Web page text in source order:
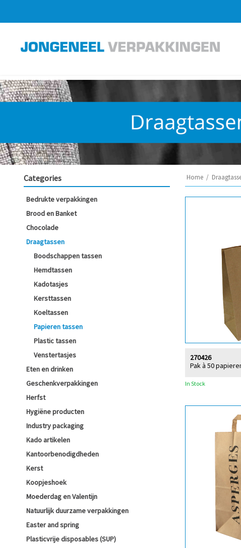
Categories
Bedrukte verpakkingen
Brood en Banket
Chocolade
Draagtassen
Boodschappen tassen
Hemdtassen
Kadotasjes
Kersttassen
Koeltassen
Papieren tassen
Plastic tassen
Venstertasjes
Eten en drinken
Geschenkverpakkingen
Herfst
Hygiëne producten
Industry packaging
Kado artikelen
Kantoorbenodigdheden
Kerst
Koopjeshoek
Moederdag en Valentijn
Natuurlijk duurzame verpakkingen
Easter and spring
Plasticvrije disposables (SUP)
Home /
Pak à 50
270426
In Stock